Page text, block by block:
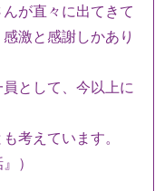
が直々に出てきて
激と感謝しかあり
として、今以上に
考えています。
）